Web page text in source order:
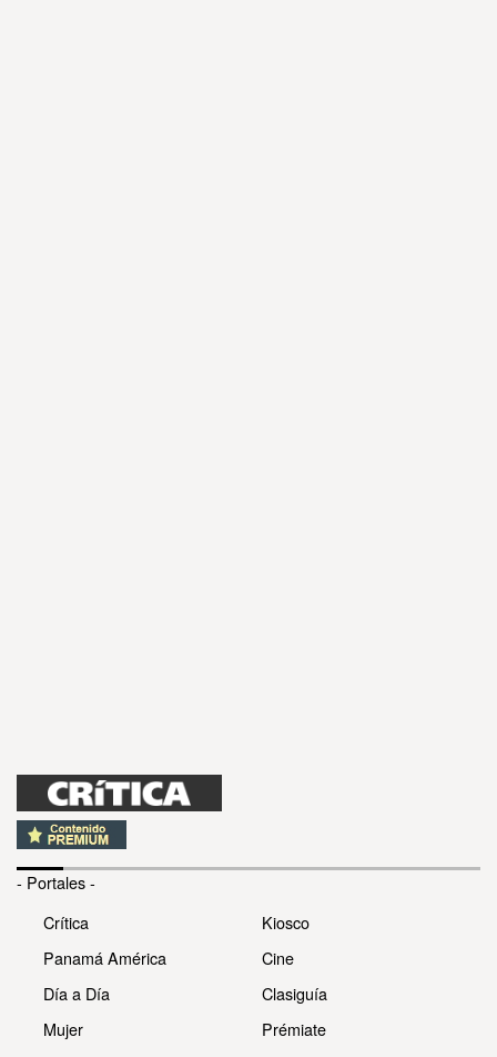
- Portales -
Crítica
Panamá América
Día a Día
Mujer
Kiosco
Cine
Clasiguía
Prémiate